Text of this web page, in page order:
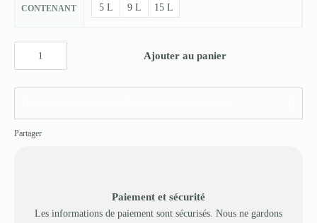
CONTENANT 5 L 9 L 15 L
Ajouter au panier
Partager
Paiement et sécurité
Les informations de paiement sont sécurisés. Nous ne gardons